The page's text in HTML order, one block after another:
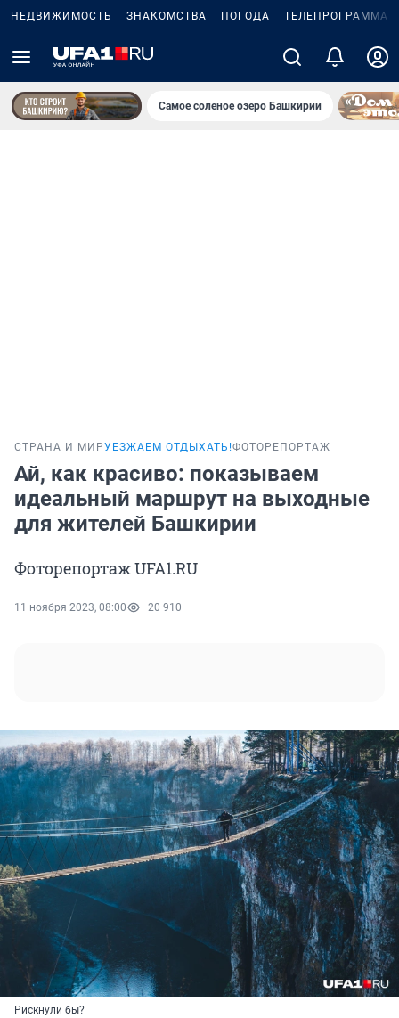
НЕДВИЖИМОСТЬ ЗНАКОМСТВА ПОГОДА ТЕЛЕПРОГРАММА
Самое соленое озеро Башкирии
СТРАНА И МИРУЕЗЖАЕМ ОТДЫХАТЬ!ФОТОРЕПОРТАЖ
Ай, как красиво: показываем
идеальный маршрут на выходные
для жителей Башкирии
Фоторепортаж UFA1.RU
11 ноября 2023, 08:00 20 910
Рискнули бы?